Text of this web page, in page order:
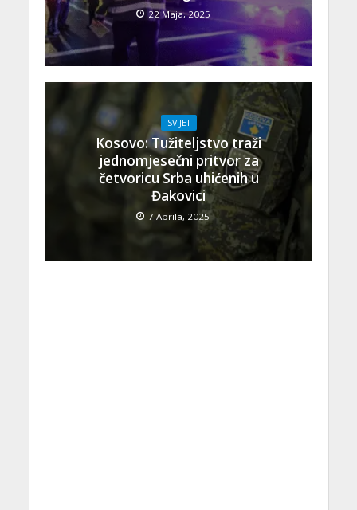
22 Maja, 2025
SVIJET
Kosovo: Tužiteljstvo traži
jednomjesečni pritvor za
četvoricu Srba uhićenih u
Đakovici
7 Aprila, 2025